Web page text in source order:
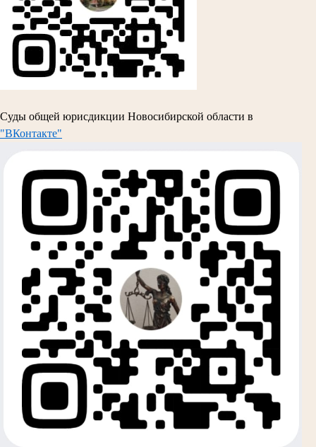
Суды общей юрисдикции Новосибирской области в
"ВКонтакте"